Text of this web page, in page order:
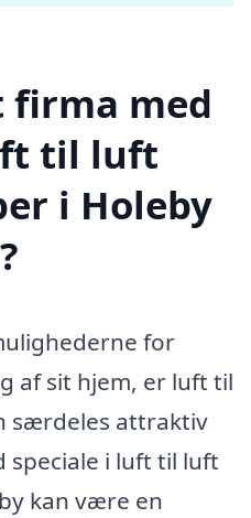
firma med
til luft
i Holeby
for
af sit hjem, er luft til
særdeles attraktiv
speciale i luft til luft
kan være en